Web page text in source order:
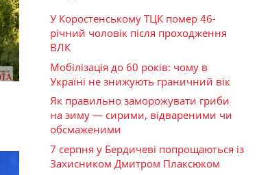
У Коростенському ТЦК помер 46-
річний чоловік після проходження
ВЛК
Мобілізація до 60 років: чому в
Україні не знижують граничний вік
Як правильно заморожувати гриби
на зиму — сирими, відвареними чи
обсмаженими
7 серпня у Бердичеві попрощаються із
Захисником Дмитром Плаксюком